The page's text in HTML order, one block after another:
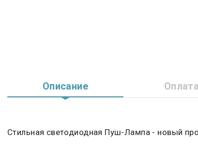
Описание Оплата
Стильная светодиодная Пуш-Лампа - новый